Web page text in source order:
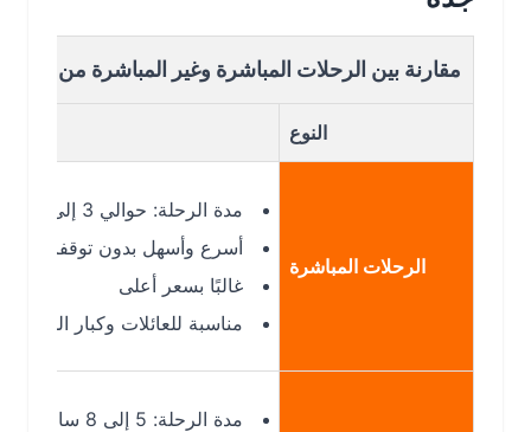
مقارنة بين الرحلات المباشرة وغير المباشرة من طرابزون
الرحلات المباشرة
مدة الرحلة: حوالي 3 إلى 4 ساعات
أسرع وأسهل بدون توقفات
غالبًا بسعر أعلى
مناسبة للعائلات وكبار السن
مدة الرحلة: 5 إلى 8 ساعات